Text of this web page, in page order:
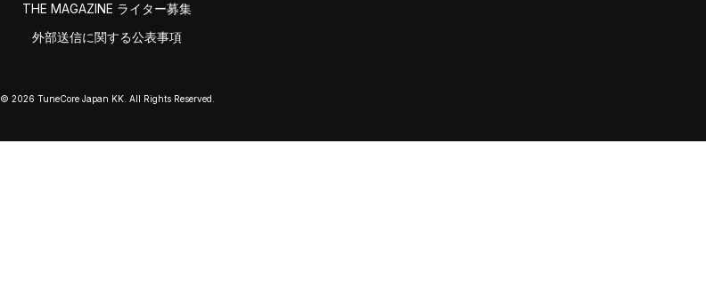
THE MAGAZINE ライター募集
外部送信に関する公表事項
© 2026 TuneCore Japan KK. All Rights Reserved.